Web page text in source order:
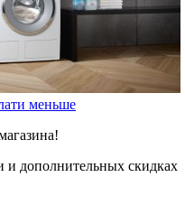
меньше
дополнительных скидках